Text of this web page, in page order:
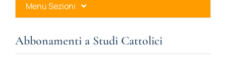
Menu Sezioni
Ares Gold
Abbonamenti a Studi Cattolici